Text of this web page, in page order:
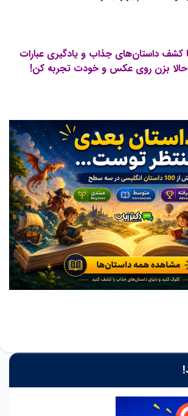
داستان‌های جذاب و یادگیری عبارات
بزن روی عکس و خودت تجربه کن!